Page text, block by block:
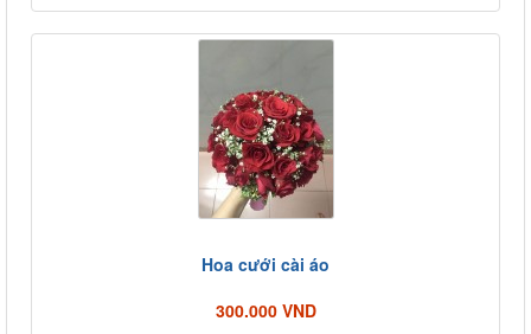
Hoa cưới cài áo
300.000 VND